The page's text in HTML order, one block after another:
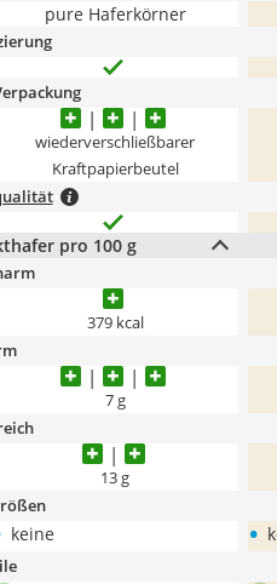
pure Haferkörner
wiederverschließbarer
Kraftpapierbeutel
pro 100 g
379 kcal
7 g
13 g
keine •